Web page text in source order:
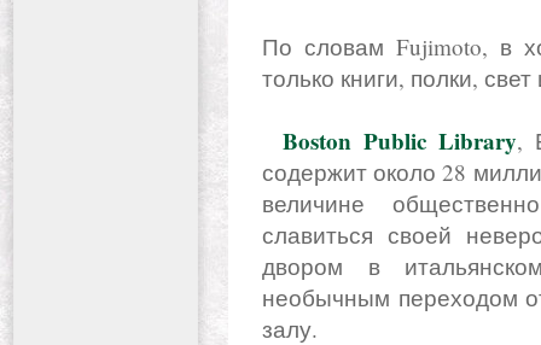
По словам Fujimoto, в
только книги, полки,
Boston Public Library,
содержит около 28
величине
славиться своей
двором в
необычным переходом
залу.